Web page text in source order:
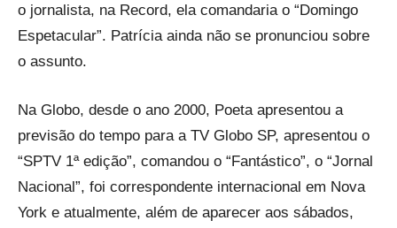
o jornalista, na Record, ela comandaria o “Domingo
Espetacular”. Patrícia ainda não se pronunciou sobre
o assunto.
Na Globo, desde o ano 2000, Poeta apresentou a
previsão do tempo para a TV Globo SP, apresentou o
“SPTV 1ª edição”, comandou o “Fantástico”, o “Jornal
Nacional”, foi correspondente internacional em Nova
York e atualmente, além de aparecer aos sábados,